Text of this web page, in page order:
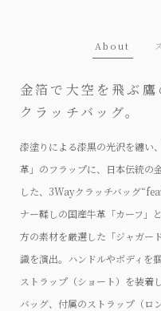
About
金箔で大空を飛ぶ
クラッチバッグ。
漆塗りによる漆黒の光沢を纏い
革」のフラップに、日本伝統の
した、3Wayクラッチバッグ
ナー鞣しの国産牛革「カーフ」
方の素材を厳選した「ジャガー
識を演出。ハンドルやボディを
ストラップ（ショート）を装着
バッグ、付属のストラップ（ロ